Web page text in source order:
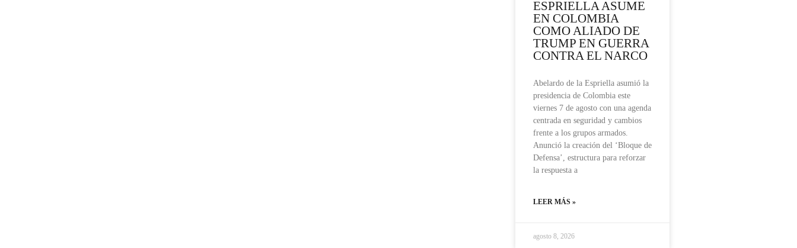
ESPRIELLA ASUME
EN COLOMBIA
COMO ALIADO DE
TRUMP EN GUERRA
CONTRA EL NARCO
Abelardo de la Espriella asumió la
presidencia de Colombia este
viernes 7 de agosto con una agenda
centrada en seguridad y cambios
frente a los grupos armados.
Anunció la creación del ‘Bloque de
Defensa’, estructura para reforzar
la respuesta a
LEER MÁS »
agosto 8, 2026